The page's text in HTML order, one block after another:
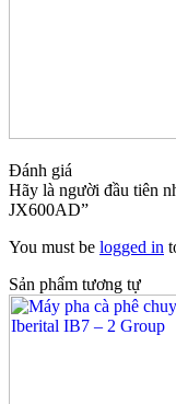
Đánh giá
Hãy là người đầu tiên
JX600AD”
You must be logged in
Sản phẩm tương tự